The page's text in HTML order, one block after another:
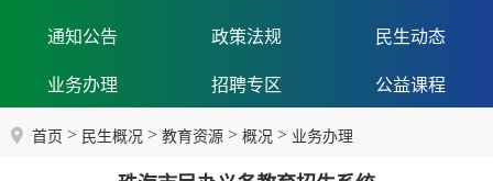
通知公告 政策法规 民生动态
业务办理 招聘专区 公益课程
首页 > 民生概况 > 教育资源 > 概况 > 业务办理